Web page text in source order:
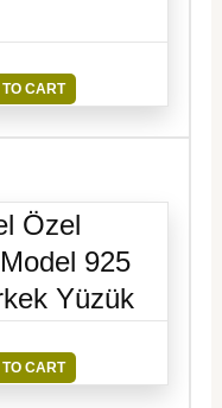
CART
Özel
925
Yüzük
CART